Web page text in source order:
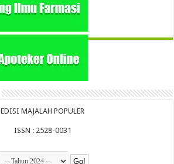
EDISI MAJALAH POPULER
ISSN : 2528-0031